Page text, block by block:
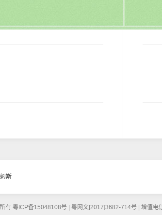
斯
有 粤ICP备15048108号 | 粤网文[2017]3682-714号 | 增值